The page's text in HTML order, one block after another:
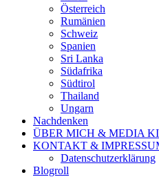
Österreich
Rumänien
Schweiz
Spanien
Sri Lanka
Südafrika
Südtirol
Thailand
Ungarn
Nachdenken
ÜBER MICH & MEDIA
KONTAKT &
Datenschutzerklärung
Blogroll